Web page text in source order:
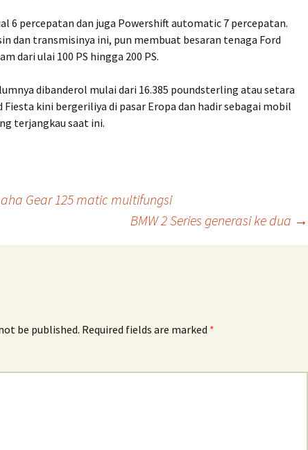
6 percepatan dan juga Powershift automatic 7 percepatan.
dan transmisinya ini, pun membuat besaran tenaga Ford
dari ulai 100 PS hingga 200 PS.
dibanderol mulai dari 16.385 poundsterling atau setara
Fiesta kini bergeriliya di pasar Eropa dan hadir sebagai mobil
terjangkau saat ini.
Gear 125 matic multifungsi
BMW 2 Series generasi ke dua →
be published. Required fields are marked *